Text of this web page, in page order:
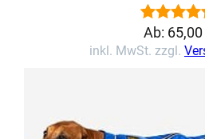
Bewertet
mit5.00
4
Ab: 65,00
inkl. MwSt. zzgl.